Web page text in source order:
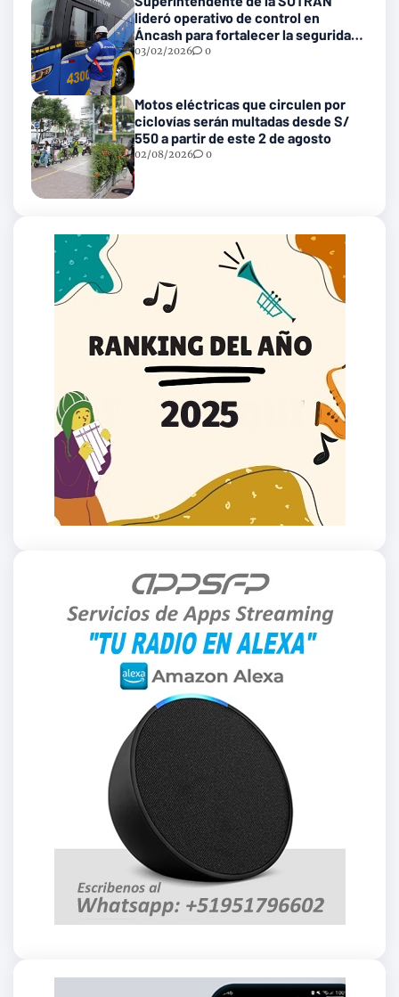
lideró operativo de control en
Áncash para fortalecer la seguridad
en las vías nacionales
03/02/2026 0
Motos eléctricas que circulen por
ciclovías serán multadas desde S/
550 a partir de este 2 de agosto
02/08/2026 0